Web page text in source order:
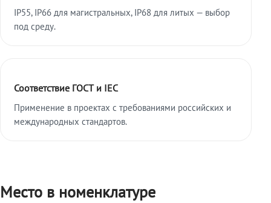
IP55, IP66 для магистральных, IP68 для литых — выбор
под среду.
Соответствие ГОСТ и IEC
Применение в проектах с требованиями российских и
международных стандартов.
Место в номенклатуре